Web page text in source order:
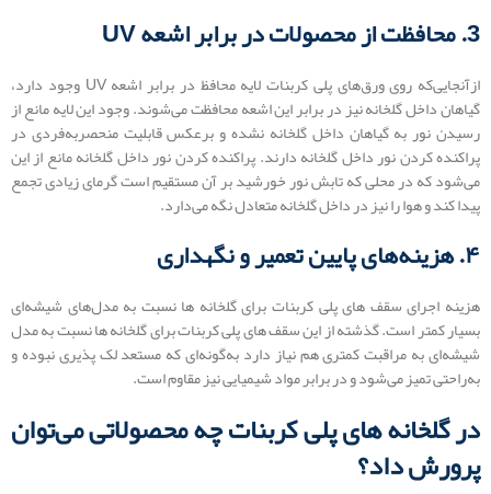
3. محافظت از محصولات در برابر اشعه UV
ازآنجایی‌که روی ورق‌های پلی کربنات لایه محافظ در برابر اشعه UV وجود دارد،
گیاهان داخل گلخانه‌ نیز در برابر این اشعه محافظت می‌شوند. وجود این لایه مانع از
رسیدن نور به گیاهان داخل گلخانه نشده و برعکس قابلیت منحصربه‌فردی در
پراکنده کردن نور داخل گلخانه دارند. پراکنده کردن نور داخل گلخانه مانع از این
می‌شود که در محلی که تابش نور خورشید بر آن مستقیم است گرمای زیادی تجمع
پیدا کند و هوا را نیز در داخل گلخانه متعادل نگه می‌دارد.
۴. هزینه‌های پایین تعمیر و نگهداری
هزینه اجرای سقف های پلی کربنات برای گلخانه ها نسبت به مدل‌های شیشه‌ای
بسیار کمتر است. گذشته از این سقف های پلی کربنات برای گلخانه ها نسبت به مدل
شیشه‌ای به مراقبت کمتری هم نیاز دارد به‌گونه‌ای که مستعد لک پذیری نبوده و
به‌راحتی تمیز می‌شود و در برابر مواد شیمیایی نیز مقاوم است.
در گلخانه‌ های پلی کربنات چه محصولاتی می‌توان
پرورش داد؟